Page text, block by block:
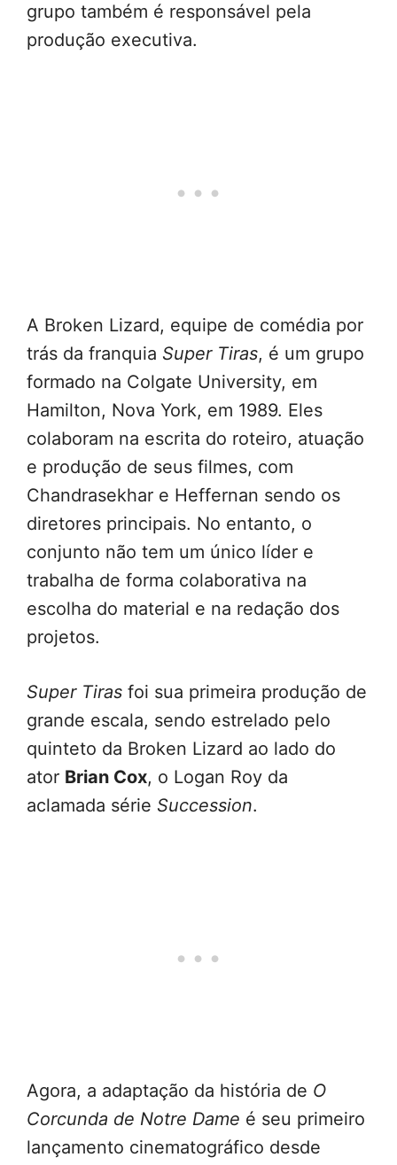
grupo também é responsável pela
produção executiva.
A Broken Lizard, equipe de comédia por
trás da franquia Super Tiras, é um grupo
formado na Colgate University, em
Hamilton, Nova York, em 1989. Eles
colaboram na escrita do roteiro, atuação
e produção de seus filmes, com
Chandrasekhar e Heffernan sendo os
diretores principais. No entanto, o
conjunto não tem um único líder e
trabalha de forma colaborativa na
escolha do material e na redação dos
projetos.
Super Tiras foi sua primeira produção de
grande escala, sendo estrelado pelo
quinteto da Broken Lizard ao lado do
ator Brian Cox, o Logan Roy da
aclamada série Succession.
Agora, a adaptação da história de O
Corcunda de Notre Dame é seu primeiro
lançamento cinematográfico desde